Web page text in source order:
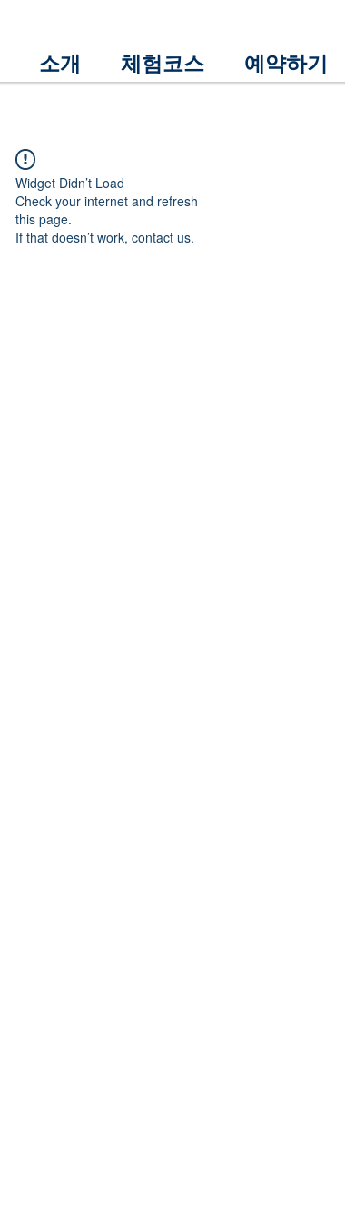
소개 체험코스 예약하기
Widget Didn’t Load
Check your internet and refresh
this page.
If that doesn’t work, contact us.